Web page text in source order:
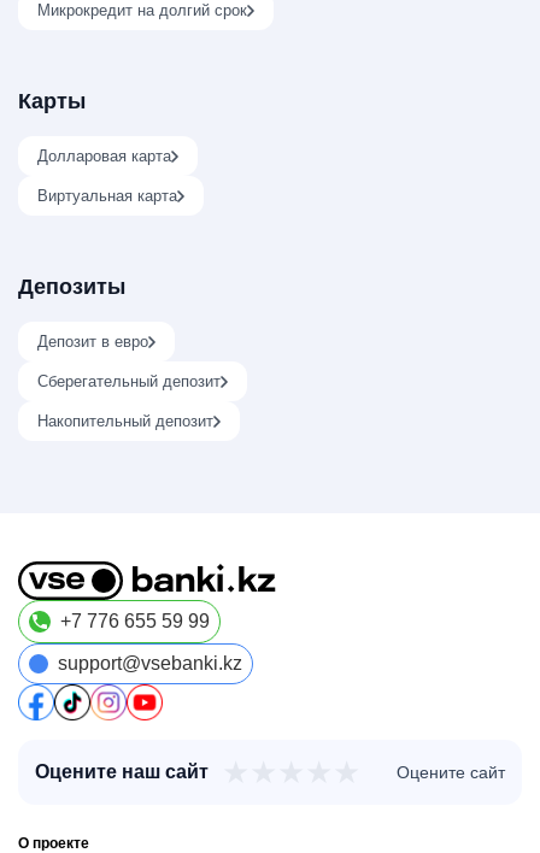
Микрокредит на долгий срок
Карты
Долларовая карта
Виртуальная карта
Депозиты
Депозит в евро
Сберегательный депозит
Накопительный депозит
+7 776 655 59 99
support@vsebanki.kz
Оцените наш сайт Оцените сайт
О проекте